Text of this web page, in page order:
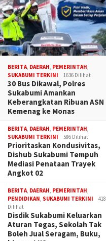
BERITA, DAERAH, PEMERINTAH,
SUKABUMI TERKINI
1636 Dilihat
30 Bus Dikawal, Polres
Sukabumi Amankan
Keberangkatan Ribuan ASN
Kemenag ke Monas
BERITA, DAERAH, PEMERINTAH,
SUKABUMI TERKINI
586 Dilihat
Prioritaskan Kondusivitas,
Dishub Sukabumi Tempuh
Mediasi Penataan Trayek
Angkot 02
BERITA, DAERAH, PEMERINTAH,
PENDIDIKAN, SUKABUMI TERKINI
418
Dilihat
Disdik Sukabumi Keluarkan
Aturan Tegas, Sekolah Tak
Boleh Jual Seragam, Buku,